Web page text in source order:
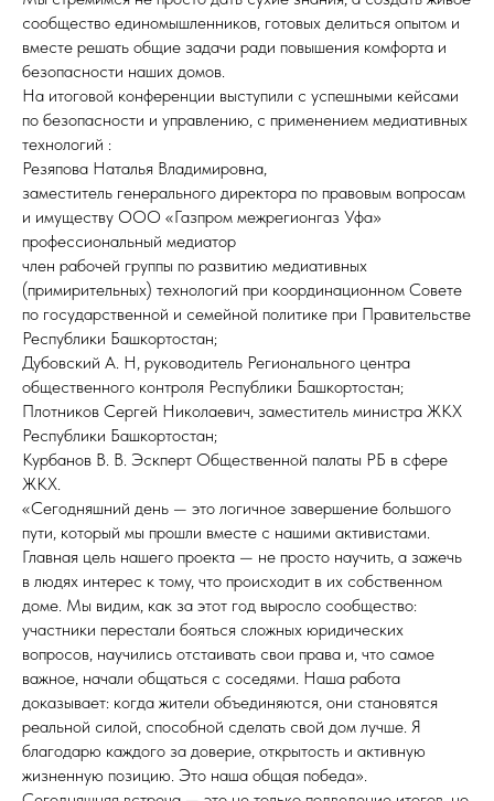
сообщество единомышленников, готовых делиться опытом и
вместе решать общие задачи ради повышения комфорта и
безопасности наших домов.
На итоговой конференции выступили с успешными кейсами
по безопасности и управлению, с применением медиативных
технологий :
Резяпова Наталья Владимировна,
заместитель генерального директора по правовым вопросам
и имуществу ООО «Газпром межрегионгаз Уфа»
профессиональный медиатор
член рабочей группы по развитию медиативных
(примирительных) технологий при координационном Совете
по государственной и семейной политике при Правительстве
Республики Башкортостан;
Дубовский А. Н, руководитель Регионального центра
общественного контроля Республики Башкортостан;
Плотников Сергей Николаевич, заместитель министра ЖКХ
Республики Башкортостан;
Курбанов В. В. Эскперт Общественной палаты РБ в сфере
ЖКХ.
«Сегодняшний день — это логичное завершение большого
пути, который мы прошли вместе с нашими активистами.
Главная цель нашего проекта — не просто научить, а зажечь
в людях интерес к тому, что происходит в их собственном
доме. Мы видим, как за этот год выросло сообщество:
участники перестали бояться сложных юридических
вопросов, научились отстаивать свои права и, что самое
важное, начали общаться с соседями. Наша работа
доказывает: когда жители объединяются, они становятся
реальной силой, способной сделать свой дом лучше. Я
благодарю каждого за доверие, открытость и активную
жизненную позицию. Это наша общая победа».